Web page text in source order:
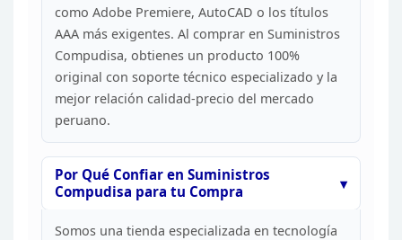
como Adobe Premiere, AutoCAD o los títulos
AAA más exigentes. Al comprar en Suministros
Compudisa, obtienes un producto 100%
original con soporte técnico especializado y la
mejor relación calidad-precio del mercado
peruano.
Por Qué Confiar en Suministros
Compudisa para tu Compra
Somos una tienda especializada en tecnología